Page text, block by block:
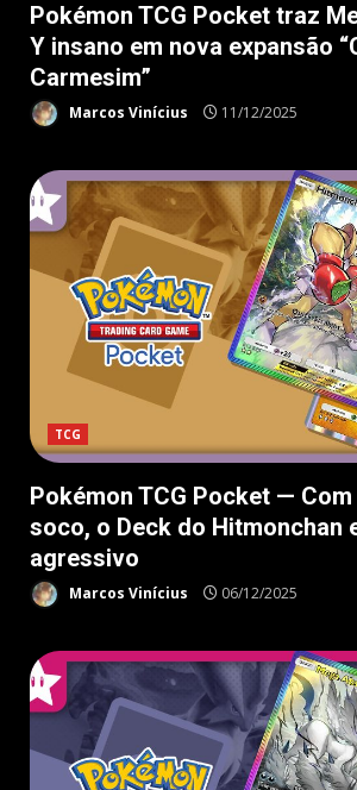
Pokémon TCG Pocket traz
Y insano em nova expansão
Carmesim”
Marcos Vinícius 11/12/2025
TCG
Pokémon TCG Pocket — Com
soco, o Deck do Hitmonchan
agressivo
Marcos Vinícius 06/12/2025